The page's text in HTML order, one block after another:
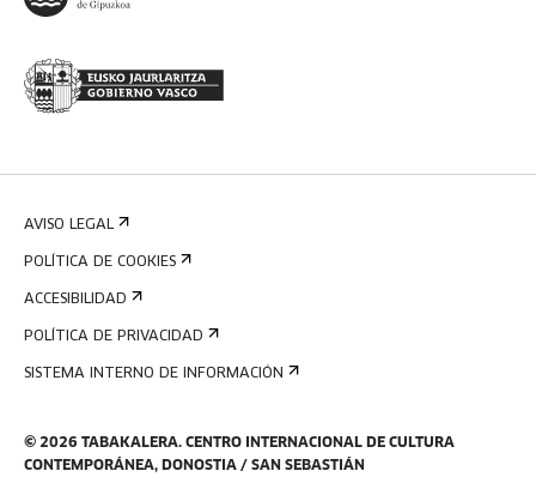
© 2026 TABAKALERA. CENTRO INTERNACIONAL DE CULTURA
CONTEMPORÁNEA, DONOSTIA / SAN SEBASTIÁN
AVISO LEGAL
POLÍTICA DE COOKIES
ACCESIBILIDAD
POLÍTICA DE PRIVACIDAD
SISTEMA INTERNO DE INFORMACIÓN